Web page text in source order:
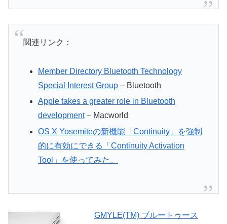
関連リンク：
Member Directory Bluetooth Technology
Special Interest Group– Bluetooth
Apple takes a greater role in Bluetooth
development– Macworld
OS X Yosemiteの新機能「Continuity」を強制
的に有効にできる「Continuity Activation
Tool」を使ってみた。
GMYLE(TM) ブルートゥース